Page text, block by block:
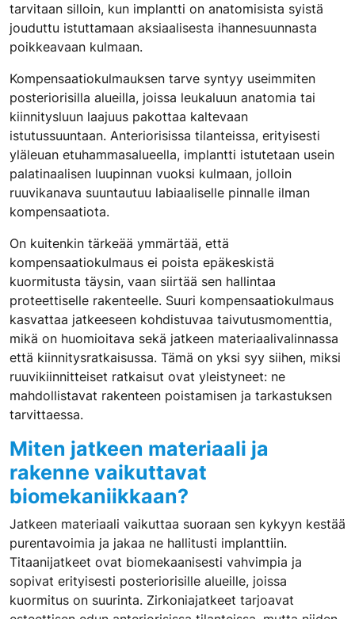
tarvitaan silloin, kun implantti on anatomisista syistä
jouduttu istuttamaan aksiaalisesta ihannesuunnasta
poikkeavaan kulmaan.
Kompensaatiokulmauksen tarve syntyy useimmiten
posteriorisilla alueilla, joissa leukaluun anatomia tai
kiinnitysluun laajuus pakottaa kaltevaan
istutussuuntaan. Anteriorisissa tilanteissa, erityisesti
yläleuan etuhammasalueella, implantti istutetaan usein
palatinaalisen luupinnan vuoksi kulmaan, jolloin
ruuvikanava suuntautuu labiaaliselle pinnalle ilman
kompensaatiota.
On kuitenkin tärkeää ymmärtää, että
kompensaatiokulmaus ei poista epäkeskistä
kuormitusta täysin, vaan siirtää sen hallintaa
proteettiselle rakenteelle. Suuri kompensaatiokulmaus
kasvattaa jatkeeseen kohdistuvaa taivutusmomenttia,
mikä on huomioitava sekä jatkeen materiaalivalinnassa
että kiinnitysratkaisussa. Tämä on yksi syy siihen, miksi
ruuvikiinnitteiset ratkaisut ovat yleistyneet: ne
mahdollistavat rakenteen poistamisen ja tarkastuksen
tarvittaessa.
Miten jatkeen materiaali ja
rakenne vaikuttavat
biomekaniikkaan?
Jatkeen materiaali vaikuttaa suoraan sen kykyyn kestää
purentavoimia ja jakaa ne hallitusti implanttiin.
Titaanijatkeet ovat biomekaanisesti vahvimpia ja
sopivat erityisesti posteriorisille alueille, joissa
kuormitus on suurinta. Zirkoniajatkeet tarjoavat